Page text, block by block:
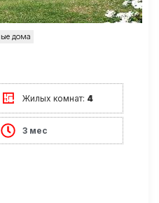
дома
Жилых комнат: 4
3 мес